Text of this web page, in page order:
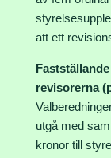
att ett
revisorerna
utgå med
kronor till